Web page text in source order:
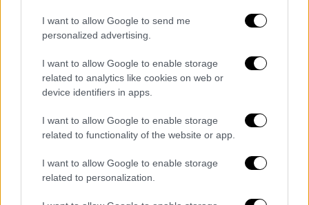
I want to allow Google to send me
personalized advertising.
I want to allow Google to enable storage
related to analytics like cookies on web or
device identifiers in apps.
I want to allow Google to enable storage
related to functionality of the website or app.
I want to allow Google to enable storage
related to personalization.
Kendrick Lamar skips over ‘pedophile’
lyric in Super Bowl 2025 halftime
show amid Drake feud
https://t.co/6IZQqGnFJU
pic.twitter.com/w198W0X5Ut
— Page Six (@PageSix)February 10,
2025
Όταν η τραγουδίστρια αποχώρησε από τη